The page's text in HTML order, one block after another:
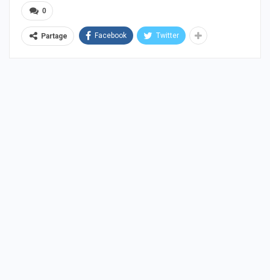
0
Partage Facebook Twitter